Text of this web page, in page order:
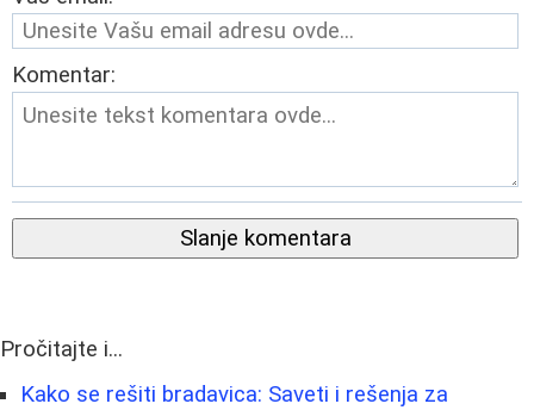
Komentar:
Slanje komentara
Pročitajte i...
Kako se rešiti bradavica: Saveti i rešenja za